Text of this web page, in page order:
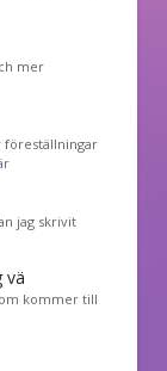
mer
föreställningar
jag skrivit
vä
kommer till